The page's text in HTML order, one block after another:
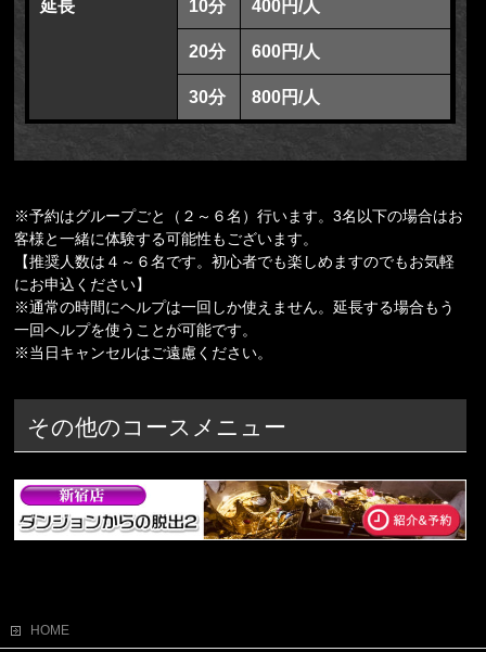
延長 10分 400円/人
20分 600円/人
30分 800円/人
※予約はグループごと（２～６名）行います。3名以下の場合はお
客様と一緒に体験する可能性もございます。
【推奨人数は４～６名です。初心者でも楽しめますのでもお気軽
にお申込ください】
※通常の時間にヘルプは一回しか使えません。延長する場合もう
一回ヘルプを使うことが可能です。
※当日キャンセルはご遠慮ください。
その他のコースメニュー
HOME